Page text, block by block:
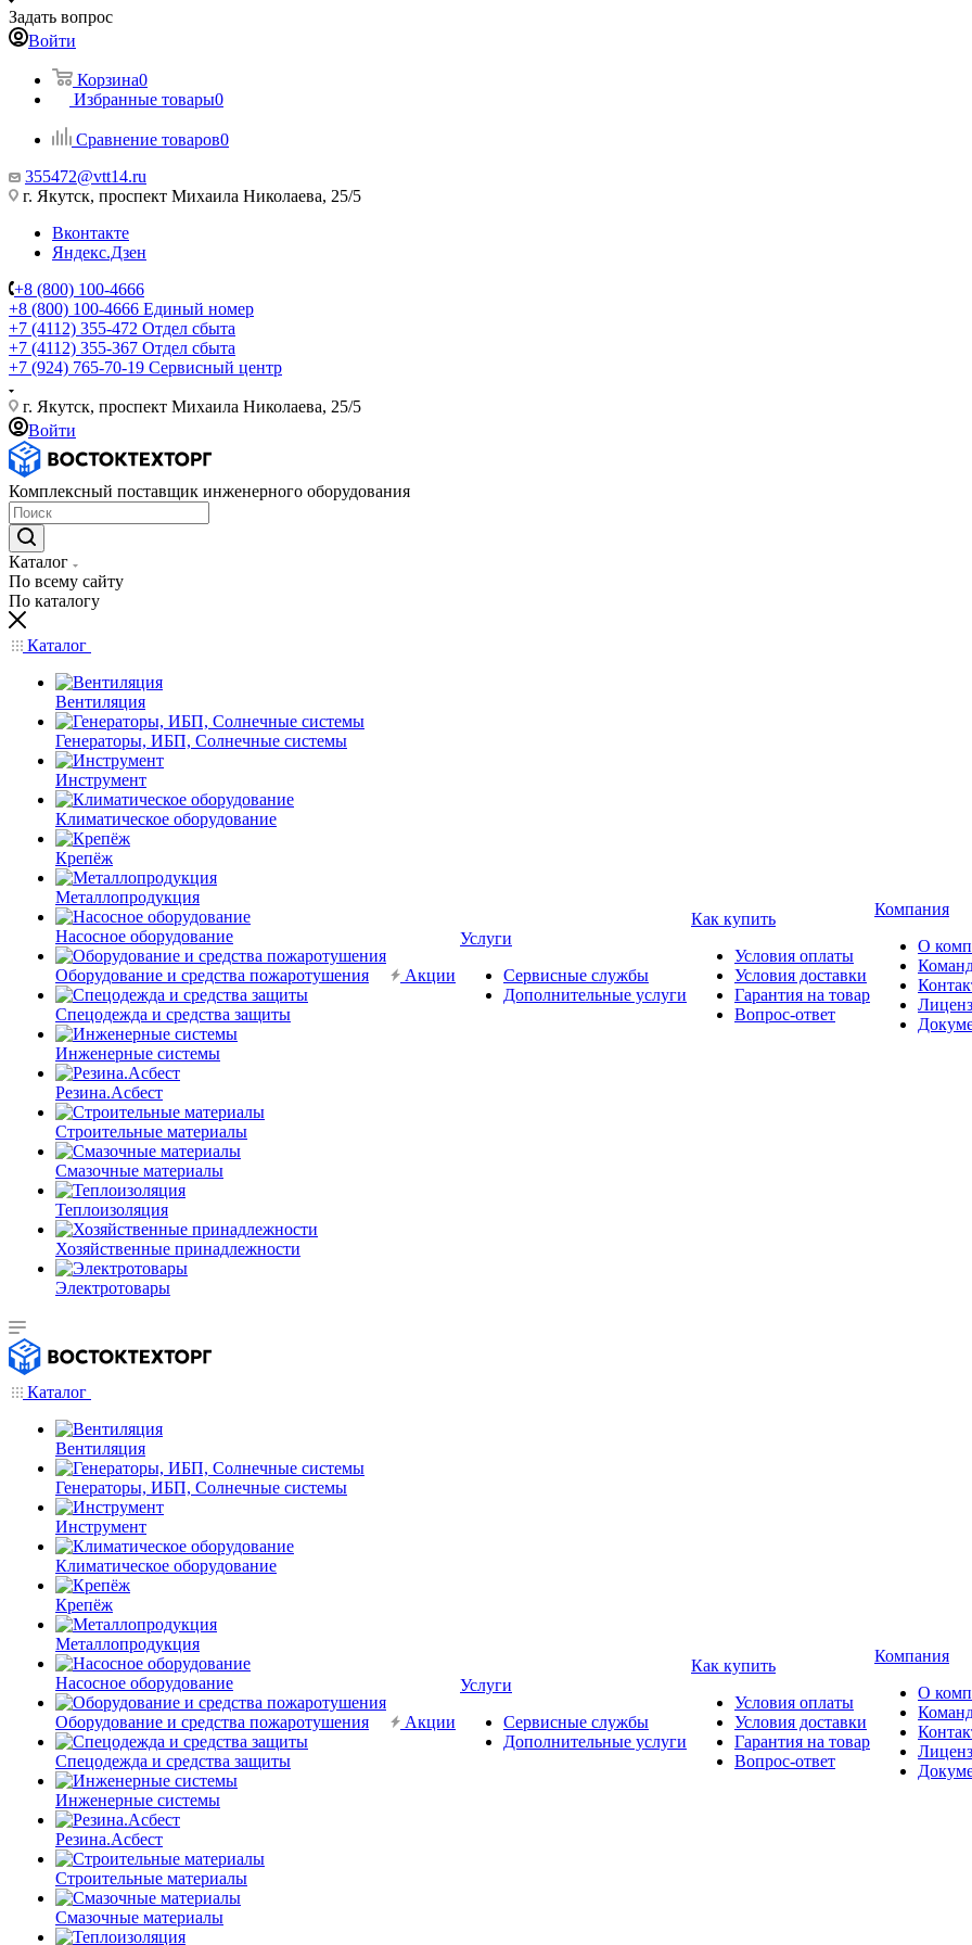
Задать вопрос
Войти
Корзина0
Избранные товары0
Сравнение товаров0
355472@vtt14.ru
г. Якутск, проспект Михаила Николаева, 25/5
Вконтакте
Яндекс.Дзен
+8 (800) 100-4666
+8 (800) 100-4666 Единый номер
+7 (4112) 355-472 Отдел сбыта
+7 (4112) 355-367 Отдел сбыта
+7 (924) 765-70-19 Сервисный центр
г. Якутск, проспект Михаила Николаева, 25/5
Войти
Комплексный поставщик инженерного оборудования
Каталог
По всему сайту
По каталогу
Каталог
Вентиляция
Генераторы, ИБП, Солнечные системы
Инструмент
Климатическое оборудование
Крепёж
Металлопродукция
Насосное оборудование
Оборудование и средства пожаротушения
Спецодежда и средства защиты
Инженерные системы
Резина.Асбест
Строительные материалы
Смазочные материалы
Теплоизоляция
Хозяйственные принадлежности
Электротовары
Акции
Услуги
Сервисные службы
Дополнительные услуги
Как купить
Условия оплаты
Условия доставки
Гарантия на товар
Вопрос-ответ
Компания
О
Каталог
Вентиляция
Генераторы, ИБП, Солнечные системы
Инструмент
Климатическое оборудование
Крепёж
Металлопродукция
Насосное оборудование
Оборудование и средства пожаротушения
Спецодежда и средства защиты
Инженерные системы
Резина.Асбест
Строительные материалы
Смазочные материалы
Акции
Услуги
Сервисные службы
Дополнительные услуги
Как купить
Условия оплаты
Условия доставки
Гарантия на товар
Вопрос-ответ
Компания
О